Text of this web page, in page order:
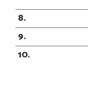
8
9
10